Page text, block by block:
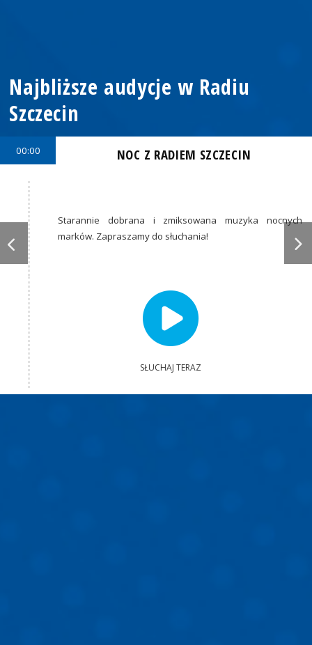
Najbliższe audycje w Radiu
Szczecin
00:00 NOC Z RADIEM SZCZECIN
Starannie dobrana i zmiksowana muzyka nocnych
marków. Zapraszamy do słuchania!
SŁUCHAJ TERAZ